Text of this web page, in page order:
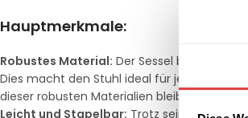
Hauptmerkmale:
Robustes Material: Der Sessel besteht
Dies macht den Stuhl ideal für jede
dieser robusten Materialien bleibt der Stuhl
Leicht und Stapelbar: Trotz seiner